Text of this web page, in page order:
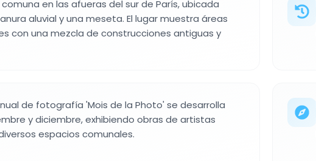
comuna en las afueras del sur de París, ubicada
aluvial y una meseta. El lugar muestra áreas
con una mezcla de construcciones antiguas y
de fotografía 'Mois de la Photo' se desarrolla
y diciembre, exhibiendo obras de artistas
espacios comunales.